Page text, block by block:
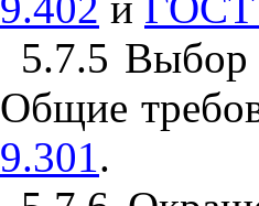
5.7.5
Общие
9.301.